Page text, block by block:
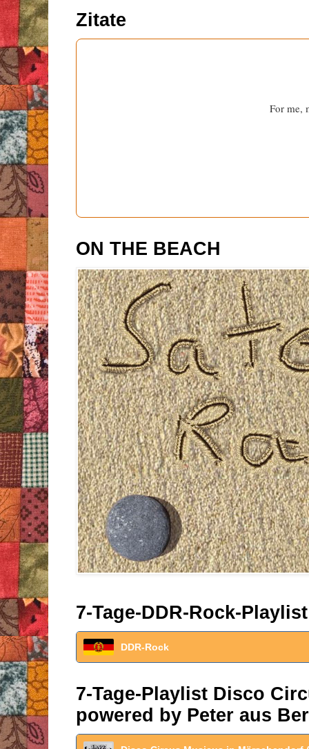
Zitate
For me,
ON THE BEACH
7-Tage-DDR-Rock-
DDR-Rock
7-Tage-Playlist Disco
powered by Peter aus